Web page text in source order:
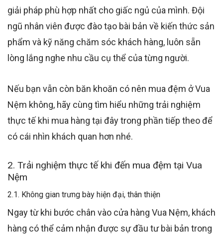
giải pháp phù hợp nhất cho giấc ngủ của mình. Đội
ngũ nhân viên được đào tạo bài bản về kiến thức sản
phẩm và kỹ năng chăm sóc khách hàng, luôn sẵn
lòng lắng nghe nhu cầu cụ thể của từng người.
Nếu bạn vẫn còn băn khoăn có nên mua đệm ở Vua
Nệm không, hãy cùng tìm hiểu những trải nghiệm
thực tế khi mua hàng tại đây trong phần tiếp theo để
có cái nhìn khách quan hơn nhé.
2. Trải nghiệm thực tế khi đến mua đệm tại Vua
Nệm
2.1. Không gian trưng bày hiện đại, thân thiện
Ngay từ khi bước chân vào cửa hàng Vua Nệm, khách
hàng có thể cảm nhận được sự đầu tư bài bản trong